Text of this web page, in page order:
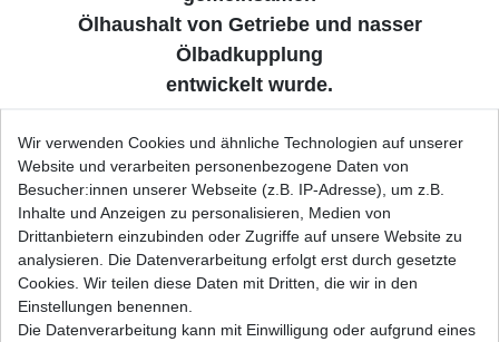
Ölhaushalt von Getriebe und nasser
Ölbadkupplung
entwickelt wurde.
Das JMC 10W-50 ist für alle 4-Takt Motorräder,
Quads, ATV’s und Scooter
mit gemeinsamem Ölkreislauf von Motor,
Kupplung und Getriebe geeignet.
Dieses Öl zeichnet sich besonders durch eine
hohe, thermische Belastbarkeit aus
und bietet darüber hinaus auch bei
Wir verwenden Cookies und ähnliche Technologien auf unserer
Website und verarbeiten personenbezogene Daten von
Besucher:innen unserer Webseite (z.B. IP-Adresse), um z.B.
Inhalte und Anzeigen zu personalisieren, Medien von
Drittanbietern einzubinden oder Zugriffe auf unsere Website zu
analysieren. Die Datenverarbeitung erfolgt erst durch gesetzte
Cookies. Wir teilen diese Daten mit Dritten, die wir in den
Einstellungen benennen.
Die Datenverarbeitung kann mit Einwilligung oder aufgrund eines